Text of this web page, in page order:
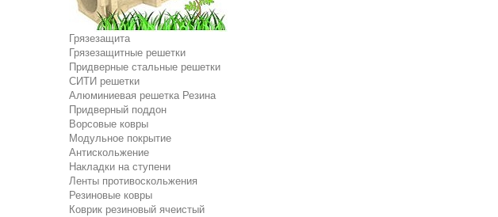
Грязезащита
Грязезащитные решетки
Придверные стальные решетки
СИТИ решетки
Алюминиевая решетка Резина
Придверный поддон
Ворсовые ковры
Модульное покрытие
Антискольжение
Накладки на ступени
Ленты противоскольжения
Резиновые ковры
Коврик резиновый ячеистый